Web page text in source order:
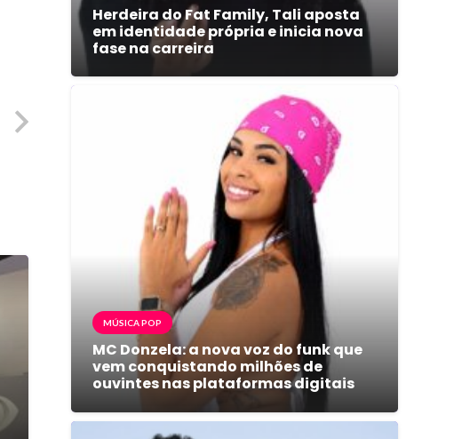
Herdeira do Fat Family, Tali aposta
em identidade própria e inicia nova
fase na carreira
MÚSICA POP
MC Donzela: a nova voz do funk que
vem conquistando milhões de
ouvintes nas plataformas digitais